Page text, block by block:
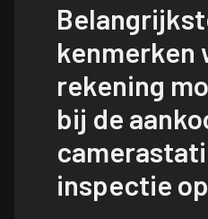
kenmerken
rekening
bij de
inspectie